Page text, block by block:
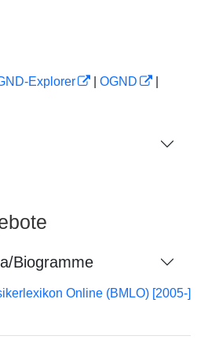
Explorer OGND
Biogramme
Online (BMLO) [2005-]